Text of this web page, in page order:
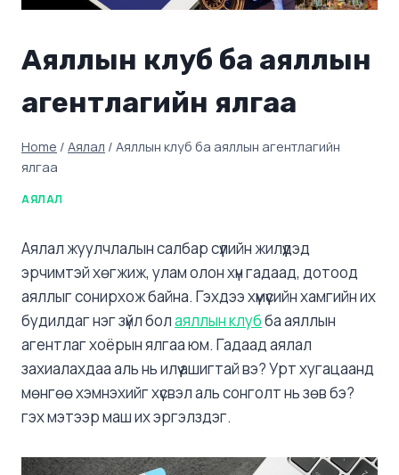
Аяллын клуб ба аяллын
агентлагийн ялгаа
Home / Аялал / Аяллын клуб ба аяллын агентлагийн
ялгаа
АЯЛАЛ
Аялал жуулчлалын салбар сүүлийн жилүүдэд
эрчимтэй хөгжиж, улам олон хүн гадаад, дотоод
аяллыг сонирхож байна. Гэхдээ хүмүүсийн хамгийн их
будилдаг нэг зүйл болаяллын клубба аяллын
агентлаг хоёрын ялгаа юм. Гадаад аялал
захиалахдаа аль нь илүү ашигтай вэ? Урт хугацаанд
мөнгөө хэмнэхийг хүсвэл аль сонголт нь зөв бэ?
гэх мэтээр маш их эргэлздэг.